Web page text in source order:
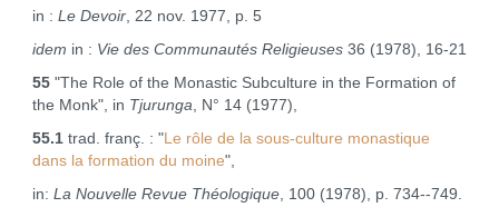
in : Le Devoir, 22 nov. 1977, p. 5
idem in : Vie des Communautés Religieuses36 (1978), 16‑21
55"The Role of the Monastic Subculture in the Formation of
the Monk", in Tjurunga , N° 14 (1977),
55.1trad. franç. : "Le rôle de la sous‑culture monastique
dans la formation du moine",
in: La Nouvelle Revue Théologique, 100 (1978), p. 734‑‑749.